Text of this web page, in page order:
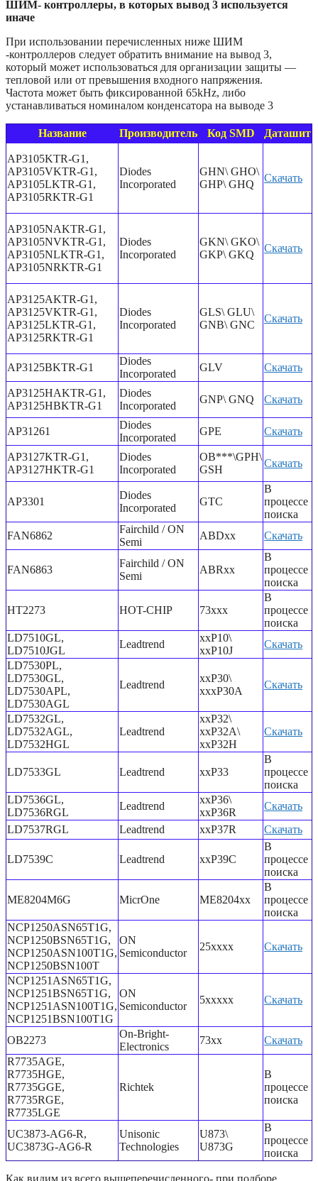
ШИМ- контроллеры, в которых вывод 3 используется
иначе
При использовании перечисленных ниже ШИМ
-контроллеров следует обратить внимание на вывод 3,
который может использоваться для организации защиты —
тепловой или от превышения входного напряжения.
Частота может быть фиксированной 65kHz, либо
устанавливаться номиналом конденсатора на выводе 3
Название Производитель Код SMD Даташит
AP3105KTR-G1,
AP3105VKTR-G1,
AP3105LKTR-G1,
AP3105RKTR-G1
Diodes
Incorporated
GHN\ GHO\
GHP\ GHQ
Скачать
AP3105NAKTR-G1,
AP3105NVKTR-G1,
AP3105NLKTR-G1,
AP3105NRKTR-G1
Diodes
Incorporated
GKN\ GKO\
GKP\ GKQ
Скачать
AP3125AKTR-G1,
AP3125VKTR-G1,
AP3125LKTR-G1,
AP3125RKTR-G1
Diodes
Incorporated
GLS\ GLU\
GNB\ GNC
Скачать
AP3125BKTR-G1
Diodes
Incorporated
GLV Скачать
AP3125HAKTR-G1,
AP3125HBKTR-G1
Diodes
Incorporated
GNP\ GNQ Скачать
AP31261
Diodes
Incorporated
GPE Скачать
AP3127KTR-G1,
AP3127HKTR-G1
Diodes
Incorporated
OB***\GPH\
GSH
Скачать
AP3301
Diodes
Incorporated
GTC
В
процессе
поиска
FAN6862
Fairchild / ON
Semi
ABDxx Скачать
FAN6863
Fairchild / ON
Semi
ABRxx
В
процессе
поиска
HT2273 HOT-CHIP 73xxx
В
процессе
поиска
LD7510GL,
LD7510JGL
Leadtrend
xxP10\
xxP10J
Скачать
LD7530PL,
LD7530GL,
LD7530APL,
LD7530AGL
Leadtrend
xxP30\
xxxP30A
Скачать
LD7532GL,
LD7532AGL,
LD7532HGL
Leadtrend
xxP32\
xxP32A\
xxP32H
Скачать
LD7533GL Leadtrend xxP33
В
процессе
поиска
LD7536GL,
LD7536RGL
Leadtrend
xxP36\
xxP36R
Скачать
LD7537RGL
Leadtrend xxP37R Скачать
LD7539C Leadtrend xxP39C
В
процессе
поиска
ME8204M6G MicrOne ME8204xx
В
процессе
поиска
NCP1250ASN65T1G,
NCP1250BSN65T1G,
NCP1250ASN100T1G,
NCP1250BSN100T
ON
Semiconductor
25xxxx Скачать
NCP1251ASN65T1G,
NCP1251BSN65T1G,
NCP1251ASN100T1G,
NCP1251BSN100T1G
ON
Semiconductor
5xxxxx Скачать
OB2273
On-Bright-
Electronics
73xx
Скачать
R7735AGE,
R7735HGE,
R7735GGE,
R7735RGE,
R7735LGE
Richtek
В
процессе
поиска
UC3873-AG6-R,
UC3873G-AG6-R
Unisonic
Technologies
U873\
U873G
В
процессе
поиска